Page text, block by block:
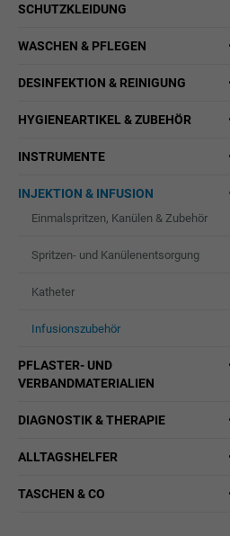
SCHUTZKLEIDUNG
WASCHEN & PFLEGEN
DESINFEKTION & REINIGUNG
HYGIENEARTIKEL & ZUBEHÖR
INSTRUMENTE
INJEKTION & INFUSION
Einmalspritzen, Kanülen & Zubehör
Spritzen- und Kanülenentsorgung
Katheter
Infusionszubehör
PFLASTER- UND
VERBANDMATERIALIEN
DIAGNOSTIK & THERAPIE
ALLTAGSHELFER
TASCHEN & CO